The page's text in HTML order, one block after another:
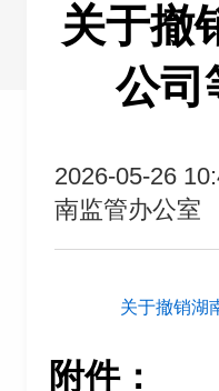
关于撤
公司
2026-05-26
南监管办公室
关于撤销湖
附件：